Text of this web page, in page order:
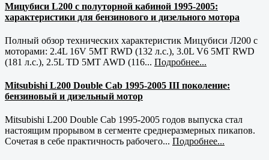
Мицубиси L200 с полуторной кабиной 1995-2005:
характеристики для бензинового и дизельного мотора
Полный обзор технических характеристик Мицубиси Л200 с
моторами: 2.4L 16V 5MT RWD (132 л.с.), 3.0L V6 5MT RWD
(181 л.с.), 2.5L TD 5MT AWD (116... Подробнее...
Mitsubishi L200 Double Cab 1995-2005 III поколение:
бензиновый и дизельный мотор
Mitsubishi L200 Double Cab 1995-2005 годов выпуска стал
настоящим прорывом в сегменте среднеразмерных пикапов.
Сочетая в себе практичность рабочего... Подробнее...